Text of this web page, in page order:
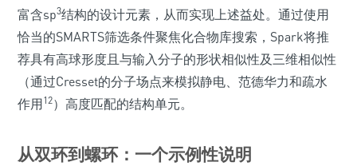
富含sp3结构的设计元素，从而实现上述益处。通过使用
恰当的SMARTS筛选条件聚焦化合物库搜索，Spark将推
荐具有高球形度且与输入分子的形状相似性及三维相似性
（通过Cresset的分子场点来模拟静电、范德华力和疏水
作用12）高度匹配的结构单元。
从双环到螺环：一个示例性说明